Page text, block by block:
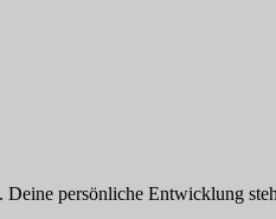
persönliche Entwicklung